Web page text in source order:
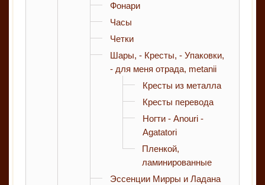
Фонари
Часы
Четки
Шары, - Кресты, - Упаковки,
- для меня отрада, metanii
Кресты из металла
Кресты перевода
Ногти - Anouri -
Agatatori
Пленкой,
ламинированные
Эссенции Мирры и Ладана